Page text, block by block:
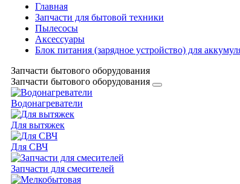
Главная
Запчасти для бытовой техники
Пылесосы
Аксессуары
Блок питания (зарядное устройство) для
Запчасти бытового оборудования
Запчасти бытового оборудования
Водонагреватели
Для вытяжек
Для СВЧ
Запчасти для смесителей